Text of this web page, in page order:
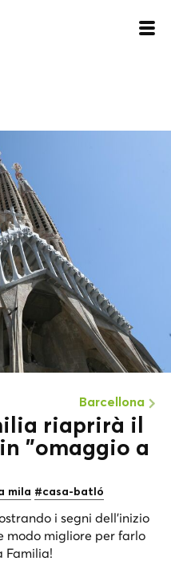
Barcellona
riaprirà il
"omaggio a
mila #casa-batló
i segni dell'inizio
modo migliore per farlo
Familia!